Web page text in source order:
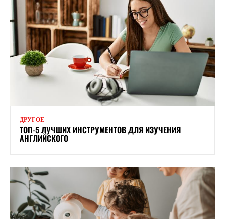
ДРУГОЕ
ТОП-5 ЛУЧШИХ ИНСТРУМЕНТОВ ДЛЯ ИЗУЧЕНИЯ
АНГЛИЙСКОГО